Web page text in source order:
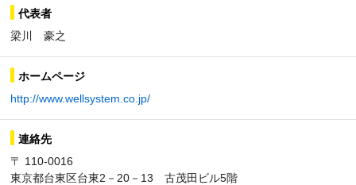
代表者
梁川 豪之
ホームページ
http://www.wellsystem.co.jp/
連絡先
〒 110-0016
東京都台東区台東2－20－13 古茂田ビル5階